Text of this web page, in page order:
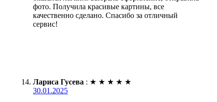
фото. Получила красивые картины, все
качественно сделано. Спасибо за отличный
сервис!
Лариса Гусева : ★ ★ ★ ★ ★
30.01.2025